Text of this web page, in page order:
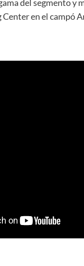
del segmento y
en el campó